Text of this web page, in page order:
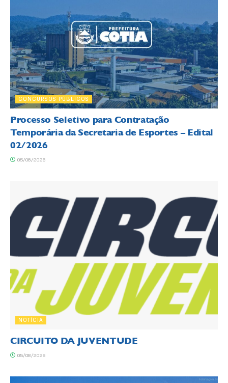
CONCURSOS PÚBLICOS
Processo Seletivo para Contratação
Temporária da Secretaria de Esportes – Edital
02/2026
05/08/2026
NOTÍCIA
CIRCUITO DA JUVENTUDE
05/08/2026